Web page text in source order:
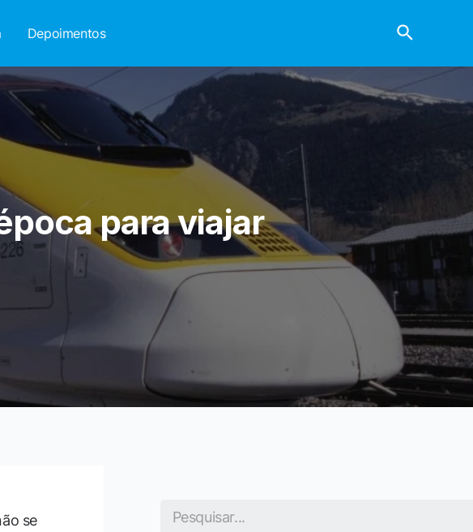
Depoimentos
para viajar
se